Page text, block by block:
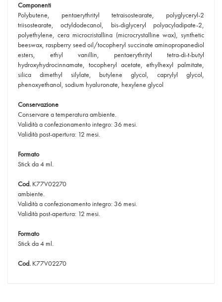
Componenti
Polybutene, pentaerythrityl tetraisostearate, polyglyceryl-2
triisostearate, octyldodecanol, bis-diglyceryl polyacyladipate-2,
polyethylene, cera microcristallina (microcrystalline wax), synthetic
beeswax, raspberry seed oil/tocopheryl succinate aminopropanediol
esters, ethyl vanillin, pentaerythrityl tetra-di-t-butyl
hydroxyhydrocinnamate, tocopheryl acetate, ethylhexyl palmitate,
silica dimethyl silylate, butylene glycol, caprylyl glycol,
phenoxyethanol, sodium hyaluronate, hexylene glycol
Conservazione
Conservare a temperatura ambiente.
Validità a confezionamento integro: 36 mesi.
Validità post-apertura: 12 mesi.
Formato
Stick da 4 ml.
Cod. K77V02270
ambiente.
Validità a confezionamento integro: 36 mesi.
Validità post-apertura: 12 mesi.
Formato
Stick da 4 ml.
Cod. K77V02270